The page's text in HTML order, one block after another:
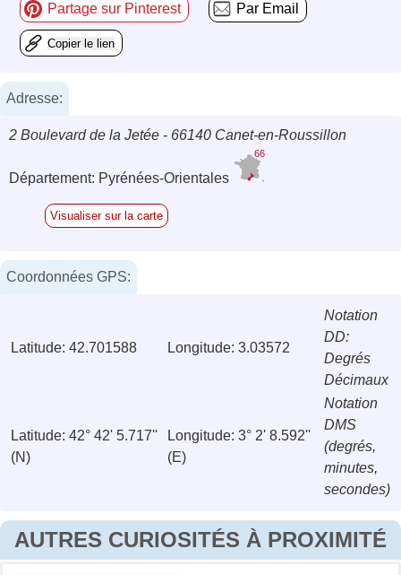
Partage sur Pinterest Par Email
Copier le lien
Adresse:
2 Boulevard de la Jetée - 66140 Canet-en-Roussillon
Département: Pyrénées-Orientales
66
Visualiser sur la carte
Coordonnées GPS:
Latitude: 42.701588 Longitude: 3.03572
Notation
DD:
Degrés
Décimaux
Latitude: 42° 42' 5.717''
(N)
Longitude: 3° 2' 8.592''
(E)
Notation
DMS
(degrés,
minutes,
secondes)
AUTRES CURIOSITÉS À PROXIMITÉ